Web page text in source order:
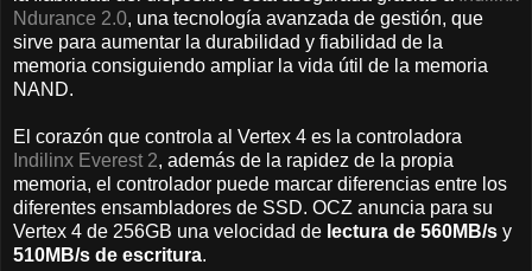
Ndurance 2.0, una tecnología avanzada de gestión, que
sirve para aumentar la durabilidad y fiabilidad de la
memoria consiguiendo ampliar la vida útil de la memoria
NAND.
El corazón que controla al Vertex 4 es la controladora
Indilinx Everest 2, además de la rapidez de la propia
memoria, el controlador puede marcar diferencias entre los
diferentes ensambladores de SSD. OCZ anuncia para su
Vertex 4 de 256GB una velocidad de lectura de 560MB/s y
510MB/s de escritura.